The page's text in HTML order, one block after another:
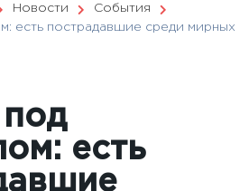
Новости
События
есть пострадавшие среди мирных
есть